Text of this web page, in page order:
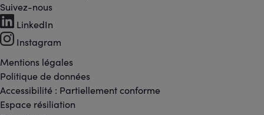
Footer
-
Réseaux
sociaux
Suivez-nous
LinkedIn
Instagram
Footer
-
Mentions légales
Politique de données
Accessibilité : Partiellement conforme
Espace résiliation